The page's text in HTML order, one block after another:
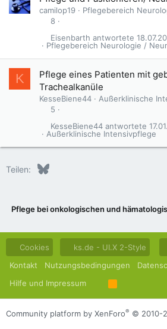
camilop19
Pflegebereich
8
Pflegebereich Neurologie /
Eisenbarth
K
Pflege eines Patienten mit
Trachealkanüle
KesseBiene44
Außerklinische
5
Außerklinische Intensivpflege
KesseBiene44
Teilen: Bluesky
Pflege bei onkologischen und
Cookies ks.de - UI.X 2-Style
Kontakt
Nutzungsbedingungen
Hilfe und Impressum
R
S
S
Community platform by XenForo® © 2010-